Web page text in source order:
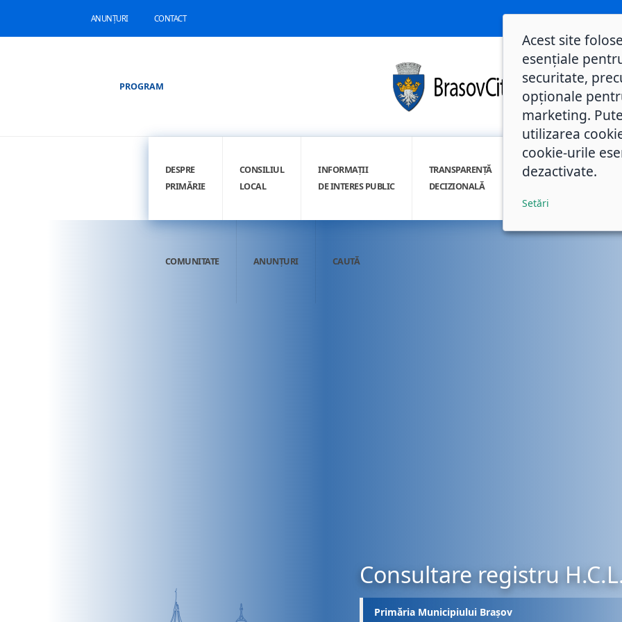
ANUNȚURI CONTACT
PROGRAM
DESPRE
PRIMĂRIE
CONSILIUL
LOCAL
INFORMAȚII
DE INTERES PUBLIC
TRANSPARENȚĂ
DECIZIONALĂ
INTEGRITATE
COMUNITATE ANUNȚURI CAUTĂ
Consultare registru
Primăria Municipiului Brașov
Acest site
esențiale
securitate,
opționale
marketing.
utilizarea
cookie-urile
dezactivate.
Setări